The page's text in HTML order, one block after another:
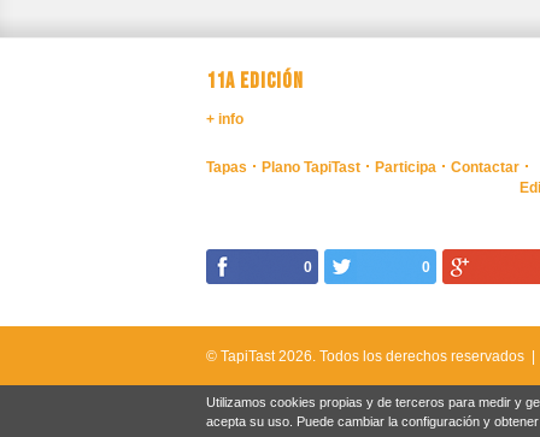
11A EDICIÓN
+ info
Tapas Plano TapiTast Participa
Contactar
0 0
© TapiTast 2026. Todos los derechos reservados
Utilizamos cookies propias y de terceros para medir y
acepta su uso. Puede cambiar la configuración y